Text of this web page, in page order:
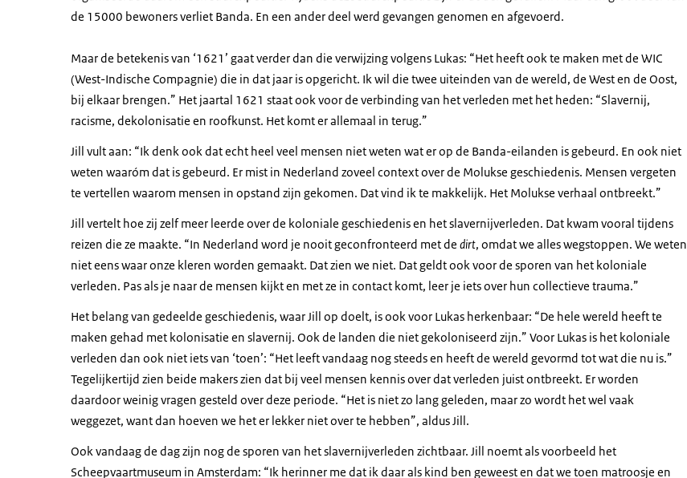
de 15000 bewoners verliet Banda. En een ander deel werd gevangen genomen en afgevoerd.
Maar de betekenis van ‘1621’ gaat verder dan die verwijzing volgens Lukas: “Het heeft ook te maken met de WIC
(West-Indische Compagnie) die in dat jaar is opgericht. Ik wil die twee uiteinden van de wereld, de West en de Oost,
bij elkaar brengen.” Het jaartal 1621 staat ook voor de verbinding van het verleden met het heden: “Slavernij,
racisme, dekolonisatie en roofkunst. Het komt er allemaal in terug.”
Jill vult aan: “Ik denk ook dat echt heel veel mensen niet weten wat er op de Banda-eilanden is gebeurd. En ook niet
weten waaróm dat is gebeurd. Er mist in Nederland zoveel context over de Molukse geschiedenis. Mensen vergeten
te vertellen waarom mensen in opstand zijn gekomen. Dat vind ik te makkelijk. Het Molukse verhaal ontbreekt.”
Jill vertelt hoe zij zelf meer leerde over de koloniale geschiedenis en het slavernijverleden. Dat kwam vooral tijdens
reizen die ze maakte. “In Nederland word je nooit geconfronteerd met de dirt, omdat we alles wegstoppen. We weten
niet eens waar onze kleren worden gemaakt. Dat zien we niet. Dat geldt ook voor de sporen van het koloniale
verleden. Pas als je naar de mensen kijkt en met ze in contact komt, leer je iets over hun collectieve trauma.”
Het belang van gedeelde geschiedenis, waar Jill op doelt, is ook voor Lukas herkenbaar: “De hele wereld heeft te
maken gehad met kolonisatie en slavernij. Ook de landen die niet gekoloniseerd zijn.” Voor Lukas is het koloniale
verleden dan ook niet iets van ‘toen’: “Het leeft vandaag nog steeds en heeft de wereld gevormd tot wat die nu is.”
Tegelijkertijd zien beide makers zien dat bij veel mensen kennis over dat verleden juist ontbreekt. Er worden
daardoor weinig vragen gesteld over deze periode. “Het is niet zo lang geleden, maar zo wordt het wel vaak
weggezet, want dan hoeven we het er lekker niet over te hebben”, aldus Jill.
Ook vandaag de dag zijn nog de sporen van het slavernijverleden zichtbaar. Jill noemt als voorbeeld het
Scheepvaartmuseum in Amsterdam: “Ik herinner me dat ik daar als kind ben geweest en dat we toen matroosje en